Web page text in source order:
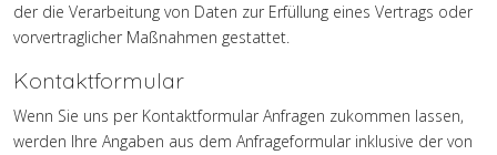
der die Verarbeitung von Daten zur Erfüllung eines Vertrags oder
vorvertraglicher Maßnahmen gestattet.
Kontaktformular
Wenn Sie uns per Kontaktformular Anfragen zukommen lassen,
werden Ihre Angaben aus dem Anfrageformular inklusive der von